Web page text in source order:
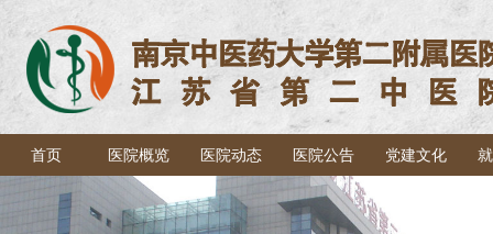
首页 医院概览 医院动态 医院公告 党建文化